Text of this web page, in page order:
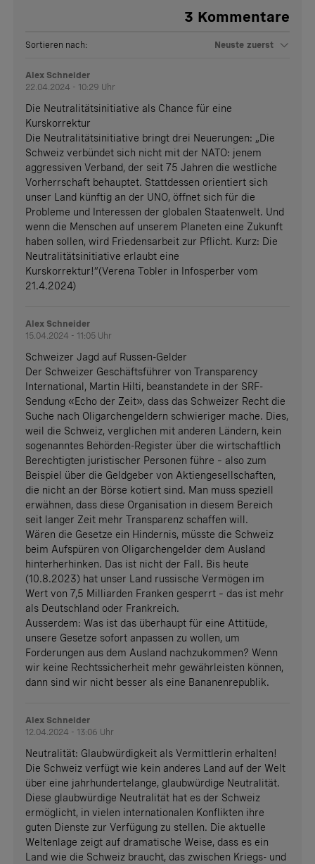
3 Kommentare
Sortieren nach: Neuste zuerst
Alex Schneider
22.04.2024 - 10:29 Uhr
Die Neutralitätsinitiative als Chance für eine
Kurskorrektur
Die Neutralitätsinitiative bringt drei Neuerungen: „Die
Schweiz verbündet sich nicht mit der NATO: jenem
aggressiven Verband, der seit 75 Jahren die westliche
Vorherrschaft behauptet. Stattdessen orientiert sich
unser Land künftig an der UNO, öffnet sich für die
Probleme und Interessen der globalen Staatenwelt. Und
wenn die Menschen auf unserem Planeten eine Zukunft
haben sollen, wird Friedensarbeit zur Pflicht. Kurz: Die
Neutralitätsinitiative erlaubt eine
Kurskorrektur!“(Verena Tobler in Infosperber vom
21.4.2024)
Alex Schneider
15.04.2024 - 11:05 Uhr
Schweizer Jagd auf Russen-Gelder
Der Schweizer Geschäftsführer von Transparency
International, Martin Hilti, beanstandete in der SRF-
Sendung «Echo der Zeit», dass das Schweizer Recht die
Suche nach Oligarchengeldern schwieriger mache. Dies,
weil die Schweiz, verglichen mit anderen Ländern, kein
sogenanntes Behörden-Register über die wirtschaftlich
Berechtigten juristischer Personen führe – also zum
Beispiel über die Geldgeber von Aktiengesellschaften,
die nicht an der Börse kotiert sind. Man muss speziell
erwähnen, dass diese Organisation in diesem Bereich
seit langer Zeit mehr Transparenz schaffen will.
Wären die Gesetze ein Hindernis, müsste die Schweiz
beim Aufspüren von Oligarchengelder dem Ausland
hinterherhinken. Das ist nicht der Fall. Bis heute
(10.8.2023) hat unser Land russische Vermögen im
Wert von 7,5 Milliarden Franken gesperrt – das ist mehr
als Deutschland oder Frankreich.
Ausserdem: Was ist das überhaupt für eine Attitüde,
unsere Gesetze sofort anpassen zu wollen, um
Forderungen aus dem Ausland nachzukommen? Wenn
wir keine Rechtssicherheit mehr gewährleisten können,
dann sind wir nicht besser als eine Bananenrepublik.
Alex Schneider
12.04.2024 - 13:06 Uhr
Neutralität: Glaubwürdigkeit als Vermittlerin erhalten!
Die Schweiz verfügt wie kein anderes Land auf der Welt
über eine jahrhundertelange, glaubwürdige Neutralität.
Diese glaubwürdige Neutralität hat es der Schweiz
ermöglicht, in vielen internationalen Konflikten ihre
guten Dienste zur Verfügung zu stellen. Die aktuelle
Weltenlage zeigt auf dramatische Weise, dass es ein
Land wie die Schweiz braucht, das zwischen Kriegs- und